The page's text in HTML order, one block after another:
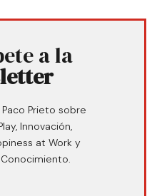
a la
Prieto sobre
Innovación,
at Work y